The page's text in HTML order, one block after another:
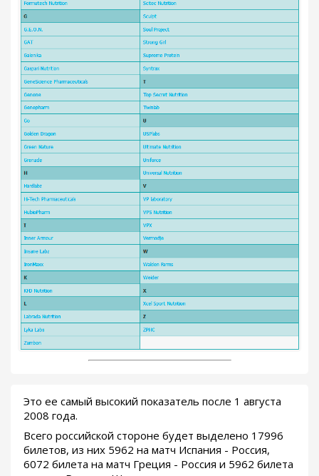
Это ее самый высокий показатель после 1 августа
2008 года.
Всего российской стороне будет выделено 17996
билетов, из них 5962 на матч Испания - Россия,
6072 билета на матч Греция - Россия и 5962 билета